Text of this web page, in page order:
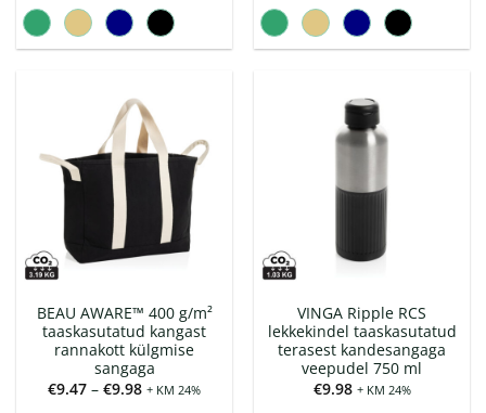
BEAU AWARE™ 400 g/m²
taaskasutatud kangast
rannakott külgmise
sangaga
€9.47 – €9.98Hinnavahemik:
€9.47
+ KM 24%
VINGA Ripple RCS
lekkekindel taaskasutatud
terasest kandesangaga
veepudel 750 ml
€9.98 + KM 24%